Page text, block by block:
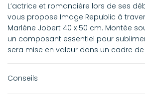
L’actrice et romancière lors de ses
vous propose Image Republic à
Marlène Jobert 40 x 50 cm. Montée
un composant essentiel pour
sera mise en valeur dans un cadre de
Conseils